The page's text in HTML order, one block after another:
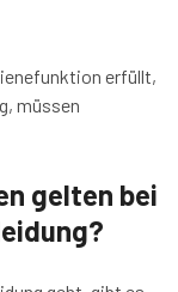
erfüllt,
müssen
gelten bei